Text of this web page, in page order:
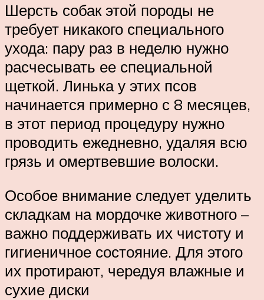
Шерсть собак этой породы не
требует никакого специального
ухода: пару раз в неделю нужно
расчесывать ее специальной
щеткой. Линька у этих псов
начинается примерно с 8 месяцев,
в этот период процедуру нужно
проводить ежедневно, удаляя всю
грязь и омертвевшие волоски.
Особое внимание следует уделить
складкам на мордочке животного –
важно поддерживать их чистоту и
гигиеничное состояние. Для этого
их протирают, чередуя влажные и
сухие диски